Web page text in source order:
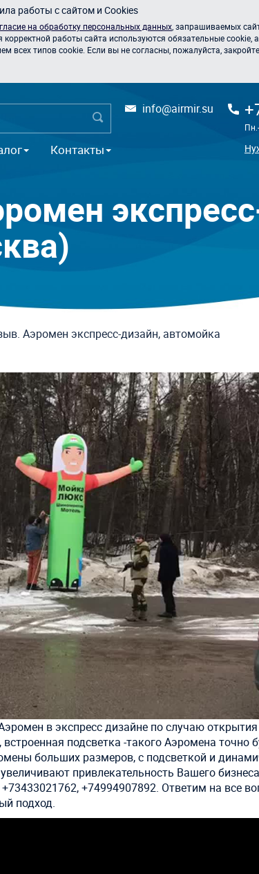
работы с сайтом и Cookies
на обработку персональных данных , запрашиваемых
работы сайта используются обязательные cookie,
типов cookie. Если вы не согласны, пожалуйста,
Контакты
info@airmir.su
Аэромен экспресс-дизайн, автомойка
в экспресс дизайне по случаю
подсветка -такого Аэромена точно
больших размеров, с подсветкой и
привлекательность Вашего
+74994907892. Ответим на все
подход.